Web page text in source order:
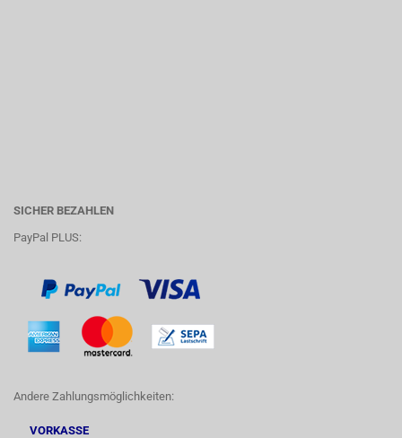
SICHER BEZAHLEN
PayPal PLUS:
Andere Zahlungsmöglichkeiten:
VORKASSE